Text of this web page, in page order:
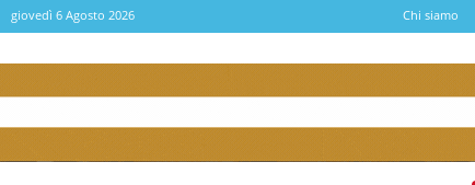
giovedì 6 Agosto 2026 Chi siamo